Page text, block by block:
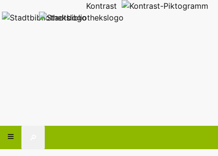
Kontrast